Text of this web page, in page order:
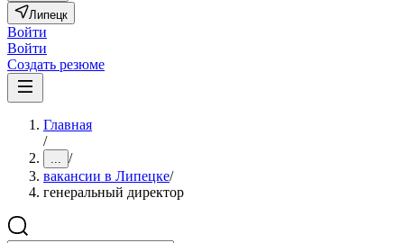
Липецк
Войти
Войти
Создать резюме
Главная
/
... /
вакансии в Липецке/
генеральный директор